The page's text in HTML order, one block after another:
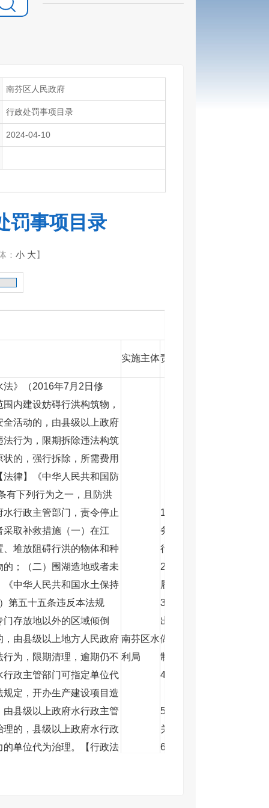
南芬区人民政府
行政处罚事项目录
2024-04-10
罚事项目录
： 小 大】
实施主体责任事项
法》（2016年7月2日修
内建设妨碍行洪构筑物，
活动的，由县级以上政府
行为，限期拆除违法构筑
的，强行拆除，所需费用
律】《中华人民共和国防
有下列行为之一，且防洪
行政主管部门，责令停止
取补救措施（一）在江
堆放阻碍行洪的物体和种
；（二）围湖造地或者未
中华人民共和国水土保持
第五十五条违反本法规
存放地以外的区域倾倒
由县级以上地方人民政府
为，限期清理，逾期仍不
政主管部门可指定单位代
定，开办生产建设项目造
县级以上政府水行政主管
的，县级以上政府水行政
单位代为治理。【行政法
南芬区水
利局
1.审查责任：审查当事人
务，确属逾期不履行义
行。
2.催告责任：制作《催告
履行义务。
3.决定责任：听取当事人
出的事实，理由和证据
做出是否采取强制措施
制执行决定书》。
4.送达责任：执法人员应
5.实施责任：实施强制执
关系的第三人代履行。
6.事后责任：按照成本合